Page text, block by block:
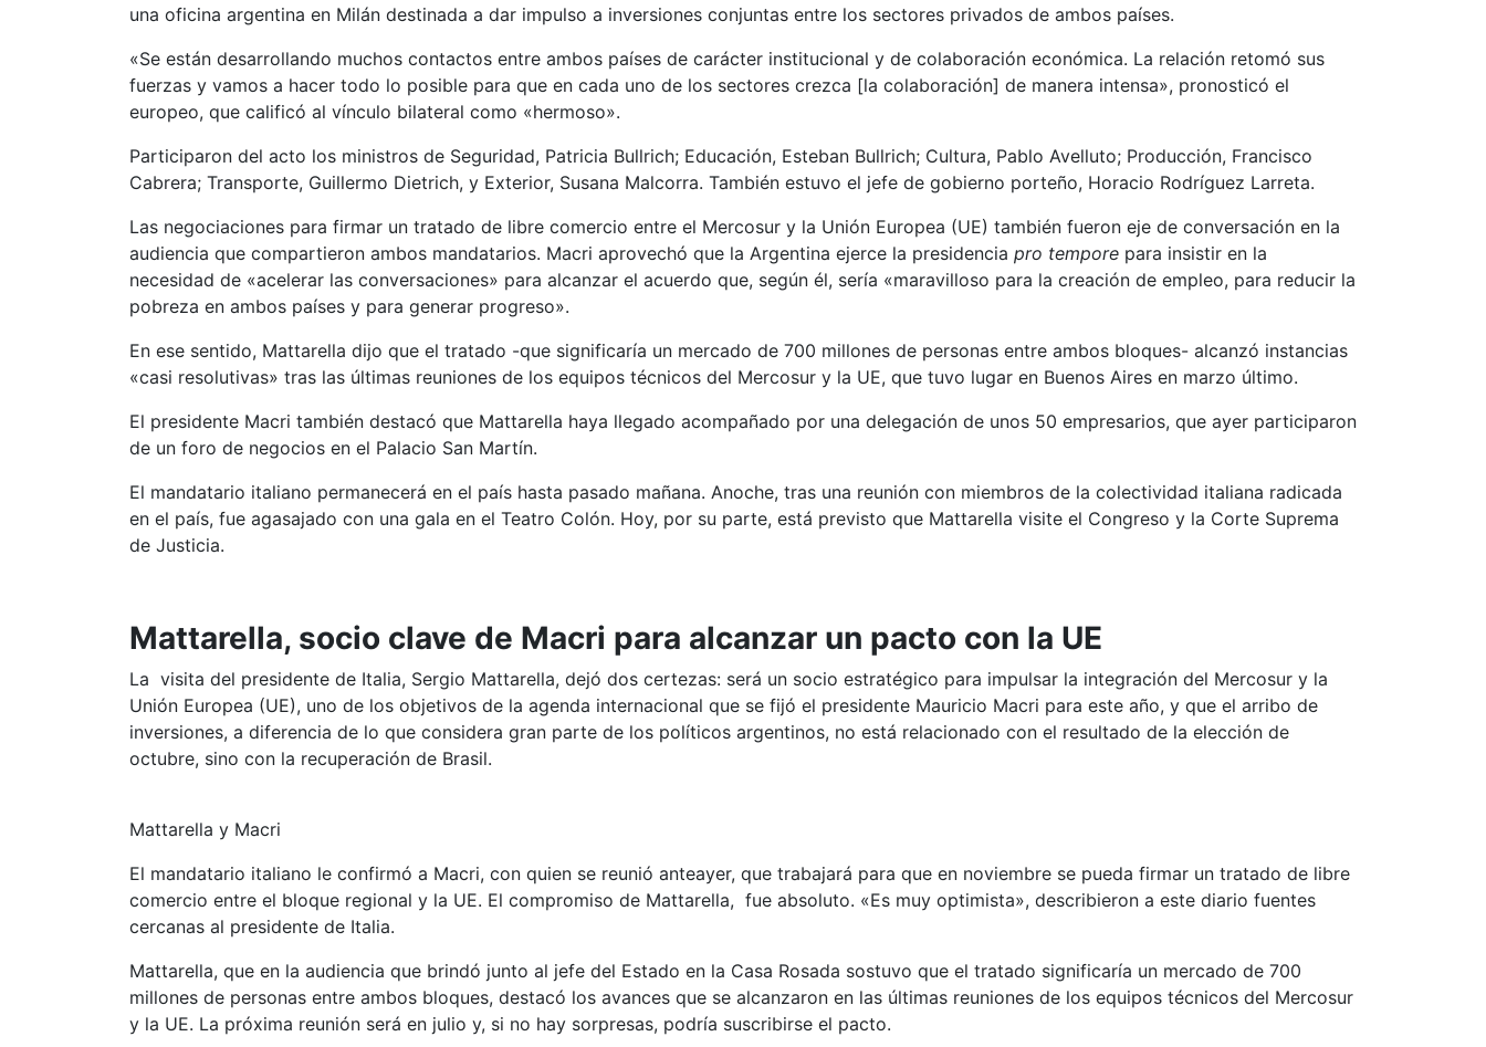
una oficina argentina en Milán destinada a dar impulso a inversiones conjuntas entre los sectores privados de ambos países.
«Se están desarrollando muchos contactos entre ambos países de carácter institucional y de colaboración económica. La relación retomó sus
fuerzas y vamos a hacer todo lo posible para que en cada uno de los sectores crezca [la colaboración] de manera intensa», pronosticó el
europeo, que calificó al vínculo bilateral como «hermoso».
Participaron del acto los ministros de Seguridad, Patricia Bullrich; Educación, Esteban Bullrich; Cultura, Pablo Avelluto; Producción, Francisco
Cabrera; Transporte, Guillermo Dietrich, y Exterior, Susana Malcorra. También estuvo el jefe de gobierno porteño, Horacio Rodríguez Larreta.
Las negociaciones para firmar un tratado de libre comercio entre el Mercosur y la Unión Europea (UE) también fueron eje de conversación en la
audiencia que compartieron ambos mandatarios. Macri aprovechó que la Argentina ejerce la presidencia pro tempore para insistir en la
necesidad de «acelerar las conversaciones» para alcanzar el acuerdo que, según él, sería «maravilloso para la creación de empleo, para reducir la
pobreza en ambos países y para generar progreso».
En ese sentido, Mattarella dijo que el tratado -que significaría un mercado de 700 millones de personas entre ambos bloques- alcanzó instancias
«casi resolutivas» tras las últimas reuniones de los equipos técnicos del Mercosur y la UE, que tuvo lugar en Buenos Aires en marzo último.
El presidente Macri también destacó que Mattarella haya llegado acompañado por una delegación de unos 50 empresarios, que ayer participaron
de un foro de negocios en el Palacio San Martín.
El mandatario italiano permanecerá en el país hasta pasado mañana. Anoche, tras una reunión con miembros de la colectividad italiana radicada
en el país, fue agasajado con una gala en el Teatro Colón. Hoy, por su parte, está previsto que Mattarella visite el Congreso y la Corte Suprema
de Justicia.
Mattarella, socio clave de Macri para alcanzar un pacto con la UE
La visita del presidente de Italia, Sergio Mattarella, dejó dos certezas: será un socio estratégico para impulsar la integración del Mercosur y la
Unión Europea (UE), uno de los objetivos de la agenda internacional que se fijó el presidente Mauricio Macri para este año, y que el arribo de
inversiones, a diferencia de lo que considera gran parte de los políticos argentinos, no está relacionado con el resultado de la elección de
octubre, sino con la recuperación de Brasil.
Mattarella y Macri
El mandatario italiano le confirmó a Macri, con quien se reunió anteayer, que trabajará para que en noviembre se pueda firmar un tratado de libre
comercio entre el bloque regional y la UE. El compromiso de Mattarella, fue absoluto. «Es muy optimista», describieron a este diario fuentes
cercanas al presidente de Italia.
Mattarella, que en la audiencia que brindó junto al jefe del Estado en la Casa Rosada sostuvo que el tratado significaría un mercado de 700
millones de personas entre ambos bloques, destacó los avances que se alcanzaron en las últimas reuniones de los equipos técnicos del Mercosur
y la UE. La próxima reunión será en julio y, si no hay sorpresas, podría suscribirse el pacto.